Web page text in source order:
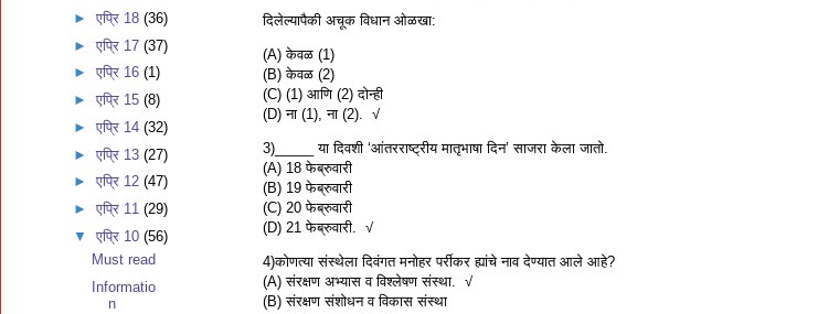
दिलेल्यापैकी अचूक विधान ओळखा:
(A) केवळ (1)
(B) केवळ (2)
(C) (1) आणि (2) दोन्ही
(D) ना (1), ना (2). √
3)_____ या दिवशी ‘आंतरराष्ट्रीय मातृभाषा दिन’ साजरा केला जातो.
(A) 18 फेब्रुवारी
(B) 19 फेब्रुवारी
(C) 20 फेब्रुवारी
(D) 21 फेब्रुवारी. √
4)कोणत्या संस्थेला दिवंगत मनोहर पर्रीकर ह्यांचे नाव देण्यात आले आहे?
(A) संरक्षण अभ्यास व विश्लेषण संस्था. √
(B) संरक्षण संशोधन व विकास संस्था
►एप्रि 18(36)
►एप्रि 17(37)
►एप्रि 16(1)
►एप्रि 15(8)
►एप्रि 14(32)
►एप्रि 13(27)
►एप्रि 12(47)
►एप्रि 11(29)
▼एप्रि 10(56)
Must read
Informatio
n